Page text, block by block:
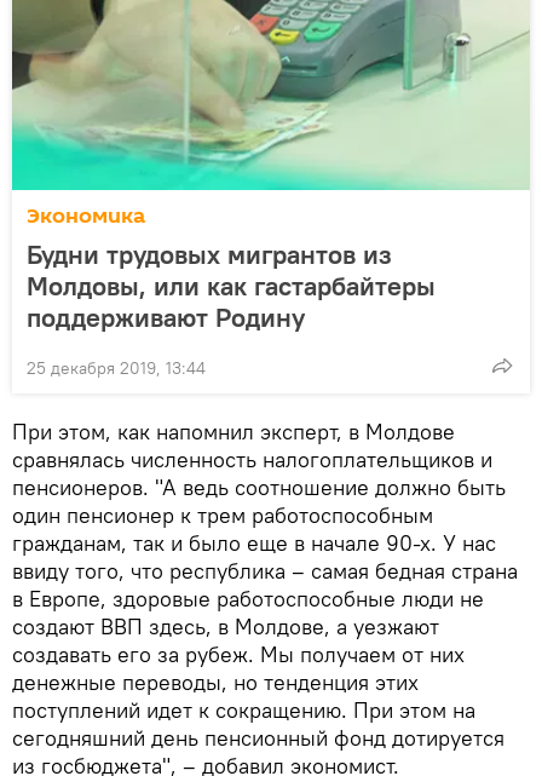
Экономика
Будни трудовых мигрантов из
Молдовы, или как гастарбайтеры
поддерживают Родину
25 декабря 2019, 13:44
При этом, как напомнил эксперт, в Молдове
сравнялась численность налогоплательщиков и
пенсионеров. "А ведь соотношение должно быть
один пенсионер к трем работоспособным
гражданам, так и было еще в начале 90-х. У нас
ввиду того, что республика – самая бедная страна
в Европе, здоровые работоспособные люди не
создают ВВП здесь, в Молдове, а уезжают
создавать его за рубеж. Мы получаем от них
денежные переводы, но тенденция этих
поступлений идет к сокращению. При этом на
сегодняшний день пенсионный фонд дотируется
из госбюджета", – добавил экономист.